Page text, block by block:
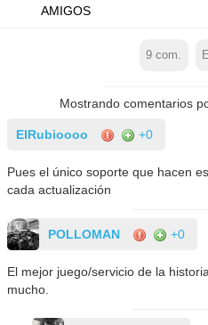
AMIGOS
9 com.
Mostrando comentarios
ElRubioooo +0
Pues el único soporte que hacen
cada actualización
POLLOMAN +0
El mejor juego/servicio de la
mucho.